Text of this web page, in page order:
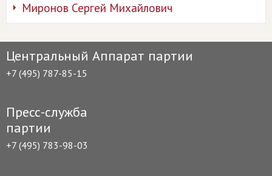
Миронов Сергей Михайлович
Центральный Аппарат партии
+7 (495) 787-85-15
Пресс-служба
партии
+7 (495) 783-98-03